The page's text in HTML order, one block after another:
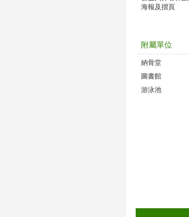
海報及摺頁
附屬單位
納骨堂
圖書館
游泳池